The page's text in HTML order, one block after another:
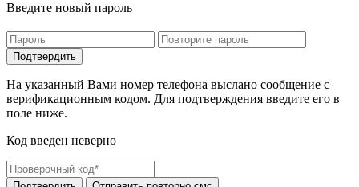
Введите новый пароль
На указанный Вами номер телефона выслано сообщение с
верификационным кодом. Для подтверждения введите его в
поле ниже.
Код введен неверно